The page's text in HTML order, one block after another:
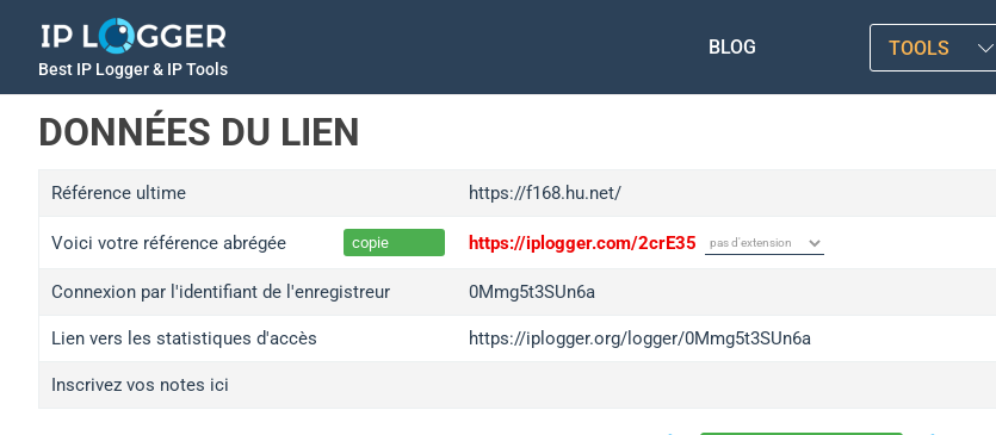
Best IP Logger & IP Tools
BLOG TOOLS
DONNÉES DU LIEN
Référence ultime https://f168.hu.net/
Voici votre référence abrégée copie https://iplogger.com/2crE35
Connexion par l'identifiant de l'enregistreur 0Mmg5t3SUn6a
Lien vers les statistiques d'accès https://iplogger.org/logger/0Mmg5t3SUn6a
Inscrivez vos notes ici